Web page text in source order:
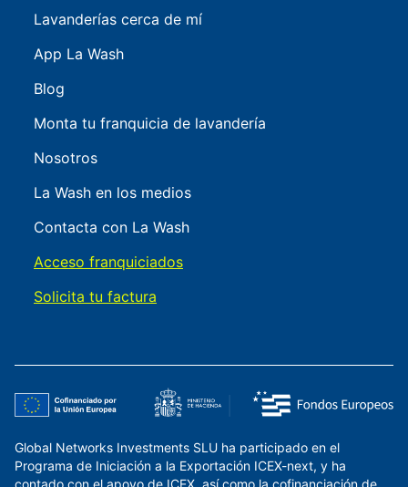
Lavanderías cerca de mí
App La Wash
Blog
Monta tu franquicia de lavandería
Nosotros
La Wash en los medios
Contacta con La Wash
Acceso franquiciados
Solicita tu factura
Global Networks Investments SLU ha participado en el
Programa de Iniciación a la Exportación ICEX-next, y ha
contado con el apoyo de ICEX, así como la cofinanciación de